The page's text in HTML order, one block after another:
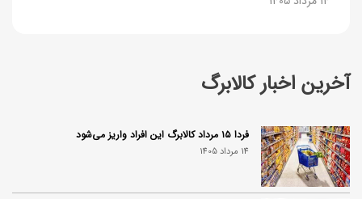
آخرین اخبار کالابرگ
فردا ۱۵ مرداد کالابرگ این افراد واریز می‌شود
14 مرداد 1405